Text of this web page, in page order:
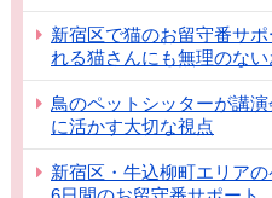
新宿区で猫のお留守番サ
れる猫さんにも無理のな
鳥のペットシッターが講
に活かす大切な視点
新宿区・牛込柳町エリア